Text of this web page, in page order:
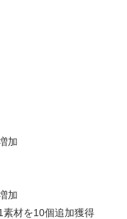
加
加
素材を10個追加獲得